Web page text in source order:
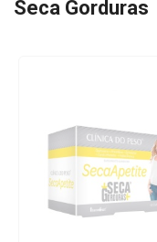
Seca Gorduras